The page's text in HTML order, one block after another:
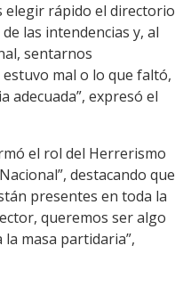
elegir rápido el directorio
las intendencias y, al
sentarnos
mal o lo que faltó,
adecuada”, expresó el
el rol del Herrerismo
destacando que
presentes en toda la
queremos ser algo
la masa partidaria”,